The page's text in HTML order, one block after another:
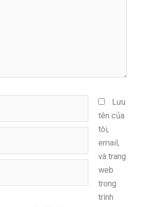
Lưu
tên của
tôi,
email,
và trang
web
trong
trình